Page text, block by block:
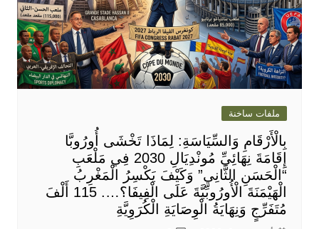
ملفات ساخنة
بِالْأَرْقَامِ وَالسِّيَاسَةِ: لِمَاذَا تَخْشَى أُورُوبَّا
إِقَامَةَ نِهَائِيِّ مُونْدِيَالِ 2030 فِي مَلْعَبِ
“الْحَسَنِ الثَّانِي” وَكَيْفَ يَكْسِرُ الْمَغْرِبُ
الْهَيْمَنَةَ الْأُورُوبِّيَّةَ عَلَى الْفِيفَا؟…. 115 أَلْفَ
مُتَفَرِّجٍ وَنِهَايَةُ الْوِصَايَةِ الْكُرَوِيَّةِ